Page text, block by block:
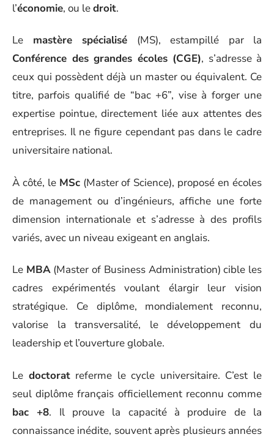
l’économie, ou ledroit.
Le mastère spécialisé (MS), estampillé par la
Conférence des grandes écoles (CGE), s’adresse à
ceux qui possèdent déjà un master ou équivalent. Ce
titre, parfois qualifié de “bac +6”, vise à forger une
expertise pointue, directement liée aux attentes des
entreprises. Il ne figure cependant pas dans le cadre
universitaire national.
À côté, le MSc(Master of Science), proposé en écoles
de management ou d’ingénieurs, affiche une forte
dimension internationale et s’adresse à des profils
variés, avec un niveau exigeant en anglais.
Le MBA(Master of Business Administration) cible les
cadres expérimentés voulant élargir leur vision
stratégique. Ce diplôme, mondialement reconnu,
valorise la transversalité, le développement du
leadership et l’ouverture globale.
Le doctoratreferme le cycle universitaire. C’est le
seul diplôme français officiellement reconnu comme
bac +8. Il prouve la capacité à produire de la
connaissance inédite, souvent après plusieurs années